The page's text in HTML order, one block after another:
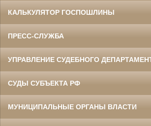
КАЛЬКУЛЯТОР ГОСПОШЛИНЫ
ПРЕСС-СЛУЖБА
УПРАВЛЕНИЕ СУДЕБНОГО
СУДЫ СУБЪЕКТА РФ
МУНИЦИПАЛЬНЫЕ ОРГАНЫ ВЛАСТИ